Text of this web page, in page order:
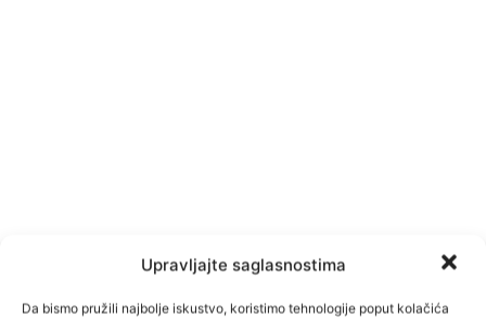
Upravljajte saglasnostima
Da bismo pružili najbolje iskustvo, koristimo tehnologije poput kolačića